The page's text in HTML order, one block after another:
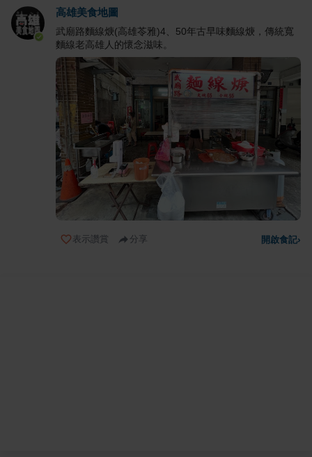
高雄美食地圖
武廟路麵線焿(高雄苓雅)4、50年古早味麵線焿，傳統寬
麵線老高雄人的懷念滋味。
表示讚賞 分享 開啟食記›